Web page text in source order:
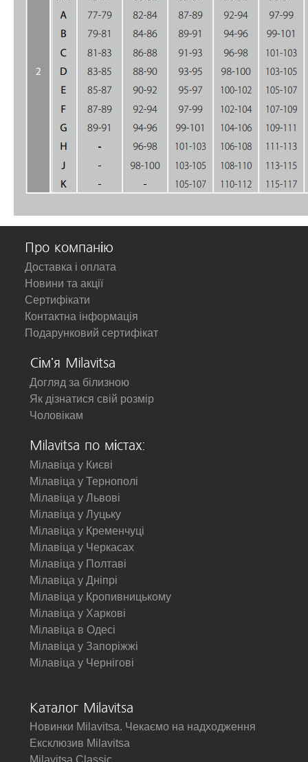
Про компанію
Доставка і оплата
Новини та акції
Сертифікати
Контактна інформація
Подарунковий сертифікат
Сім'я Milavitsa
Догляд за білизною
Як дізнатися свій розмір
Чоловікам
Milavitsa по містах:
Мілавіца у Києві
Мілавіца у Тернополі
Мілавіца у Львові
Мілавіца у Луцьку
Мілавіца у Кременчуці
Мілавіца у Черкасах
Мілавіца у Полтаві
Мілавіца у Дніпрі
Мілавіца у Кропивницькому
Мілавіца у Харкові
Мілавіца в Одесі
Мілавіца у Запоріжжі
Мілавіца у Чернігові
Каталог Milavitsa
Новинки Milavitsa. Чекаємо на надходження
Ексклюзив Milavitsa
Milavitsa Classic